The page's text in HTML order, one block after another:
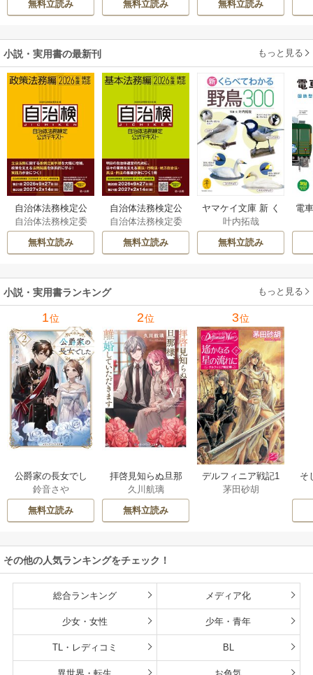
無料立読み
溺愛されています
無料立読み
伝～
無料立読み
小説・実用書の最新刊 もっと見る
自治体法務検定公
式テキスト 政策
法務編 ２０２６
年度検定対応 1巻
自治体法務検定委
員会
無料立読み
自治体法務検定公
式テキスト 基本
法務編 ２０２６
年度検定対応 1巻
自治体法務検定委
員会
無料立読み
ヤマケイ文庫 新 く
らべてわかる野鳥3
00 1巻
叶内拓哉
無料立読み
電
小説・実用書ランキング もっと見る
1位
公爵家の長女でし
た
鈴音さや
無料立読み
2位
拝啓見知らぬ旦那
様、離婚していた
だきます
久川航璃
無料立読み
3位
デルフィニア戦記1
茅田砂胡
そ
その他の人気ランキングをチェック！
総合ランキング メディア化
少女・女性 少年・青年
TL・レディコミ BL